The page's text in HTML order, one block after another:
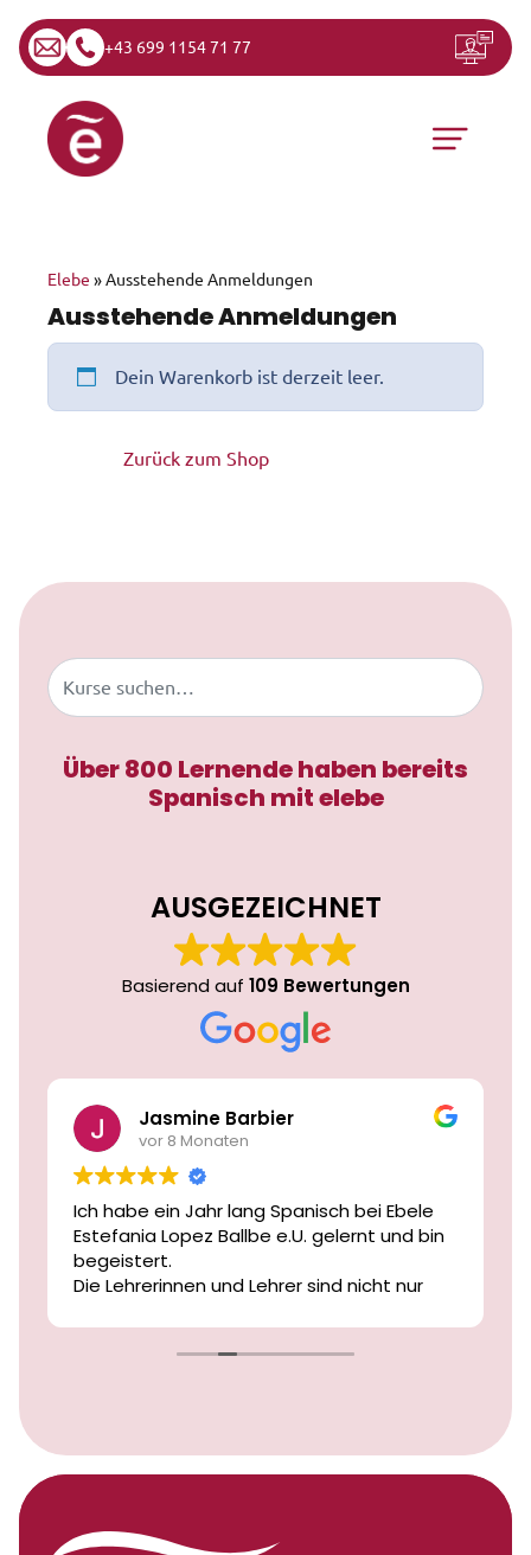
+43 699 1154 71 77
Zum Inhalt springen
Hauptnavigation
Elebe »Ausstehende Anmeldungen
Ausstehende Anmeldungen
Dein Warenkorb ist derzeit leer.
Zurück zum Shop
Zum Inhalt springen
Buscar
Über 800 Lernende haben bereits
Spanisch mit elebe
AUSGEZEICHNET
Basierend auf 109 Bewertungen
Jasmine Barbier
vor 8 Monaten
Ich habe ein Jahr lang Spanisch bei Ebele
Estefania Lopez Ballbe e.U. gelernt und bin
begeistert.
Die Lehrerinnen und Lehrer sind nicht nur
äußerst kompetent und motivierend.
Ich habe in diesem Jahr große
Ich kann die Schule von Herzen